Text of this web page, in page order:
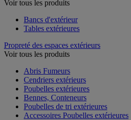
Voir tous les produits
Bancs d'extérieur
Tables extérieures
Propreté des espaces extérieurs
Voir tous les produits
Abris Fumeurs
Cendriers extérieurs
Poubelles extérieures
Bennes, Conteneurs
Poubelles de tri extérieures
Accessoires Poubelles extérieures